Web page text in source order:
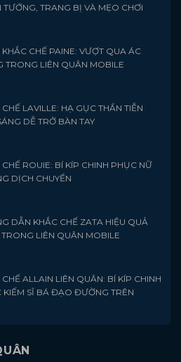
TƯỚNG, TRANG BỊ VÀ MẸO CHƠI
KHẮC CHẾ PAINE: VƯỢT QUA ÁC
TRONG LIÊN QUÂN MOBILE
CHẾ LAVILLE: HẠ GỤC THẦN TIỄN
DỄ TRỞ BÀN TAY
CHẾ ROUIE: BÍ KÍP CHINH PHỤC NỮ
DỊCH CHUYỂN
DẪN KHẮC CHẾ ZATA HIỆU QUẢ
TRONG LIÊN QUÂN MOBILE
CHẾ ALLAIN LIÊN QUÂN: BÍ KÍP CHINH
KIẾM SĨ BÁ ĐẠO ĐƯỜNG TRÊN